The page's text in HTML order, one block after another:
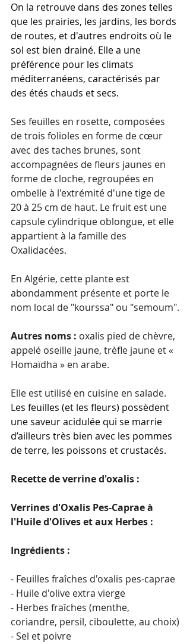
On la retrouve dans des zones telles
que les prairies, les jardins, les bords
de routes, et d'autres endroits où le
sol est bien drainé. Elle a une
préférence pour les climats
méditerranéens, caractérisés par
des étés chauds et secs.
Ses feuilles en rosette, composées
de trois folioles en forme de cœur
avec des taches brunes, sont
accompagnées de fleurs jaunes en
forme de cloche, regroupées en
ombelle à l'extrémité d'une tige de
20 à 25 cm de haut. Le fruit est une
capsule cylindrique oblongue, et elle
appartient à la famille des
Oxalidacées.
En Algérie, cette plante est
abondamment présente et porte le
nom local de "kourssa" ou "semoum".
Autres noms : oxalis pied de chèvre,
appelé oseille jaune, trèfle jaune et «
Homaïdha » en arabe.
Elle est utilisé en cuisine en salade.
Les feuilles (et les fleurs) possèdent
une saveur acidulée qui se marrie
d’ailleurs très bien avec les pommes
de terre, les poissons et crustacés.
Recette de verrine d'oxalis :
Verrines d'Oxalis Pes-Caprae à
l'Huile d'Olives et aux Herbes :
Ingrédients :
- Feuilles fraîches d'oxalis pes-caprae
- Huile d'olive extra vierge
- Herbes fraîches (menthe,
coriandre, persil, ciboulette, au choix)
- Sel et poivre